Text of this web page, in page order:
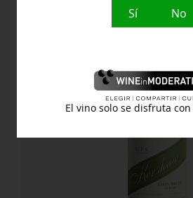
Sí No
El vino solo se disfruta